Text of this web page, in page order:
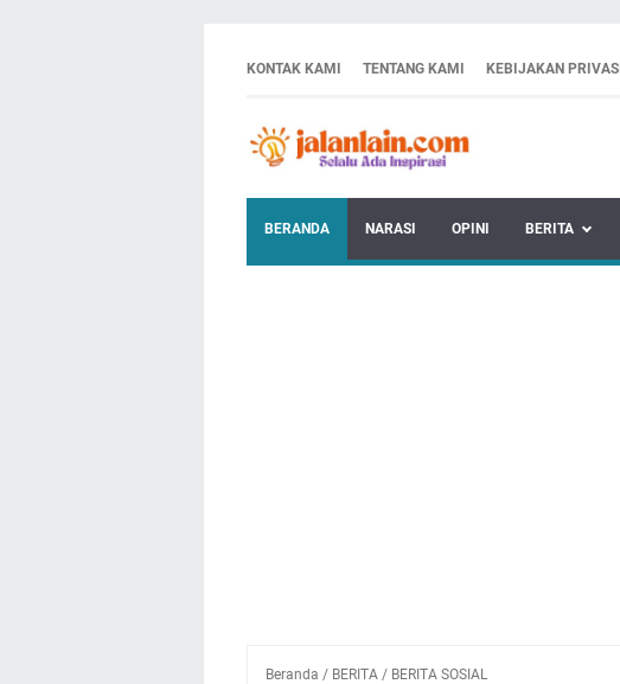
KONTAK KAMI TENTANG KAMI KEBIJAKAN PRIVASI
BERANDA NARASI OPINI BERITA
Beranda / BERITA / BERITA SOSIAL